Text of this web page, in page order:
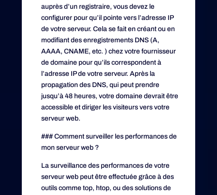
auprès d’un registraire, vous devez le
configurer pour qu’il pointe vers l’adresse IP
de votre serveur. Cela se fait en créant ou en
modifiant des enregistrements DNS (A,
AAAA, CNAME, etc. ) chez votre fournisseur
de domaine pour qu’ils correspondent à
l’adresse IP de votre serveur. Après la
propagation des DNS, qui peut prendre
jusqu’à 48 heures, votre domaine devrait être
accessible et diriger les visiteurs vers votre
serveur web.
### Comment surveiller les performances de
mon serveur web ?
La surveillance des performances de votre
serveur web peut être effectuée grâce à des
outils comme top, htop, ou des solutions de